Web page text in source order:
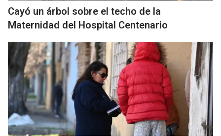
Cayó un árbol sobre el techo de la
Maternidad del Hospital Centenario